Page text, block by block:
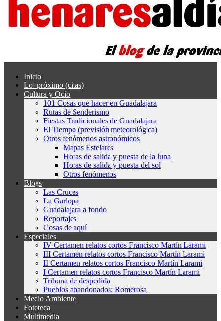
Inicio
Lo+próximo (citas)
Cultura y Ocio
101 Cosas que hacer en Guadalajara
Rutas de Senderismo
Fiestas Tradicionales de Guadalajara
El Tiempo (previsión meteorológica)
Otros fenómenos astronómicos
Mapas Estelares
Horas de salida y puesta de la luna
Horas de salida y puesta del sol
Otros fenómenos
Blogs
Las Cruces
La Garlopa
Guadalajara a fondo
Reportajes
Cosas de aquí
Especiales
IV Certamen relatos cortos Francisco Martín Larami
III Certamen relatos cortos Francisco Martín Larami
II Certamen relatos cortos Francisco Martín Larami
I Certamen relatos cortos Francisco Martín Larami
Tribuna de despedida
Pueblos abandonados: Romerosa
Medio Ambiente
Fototeca
Multimedia